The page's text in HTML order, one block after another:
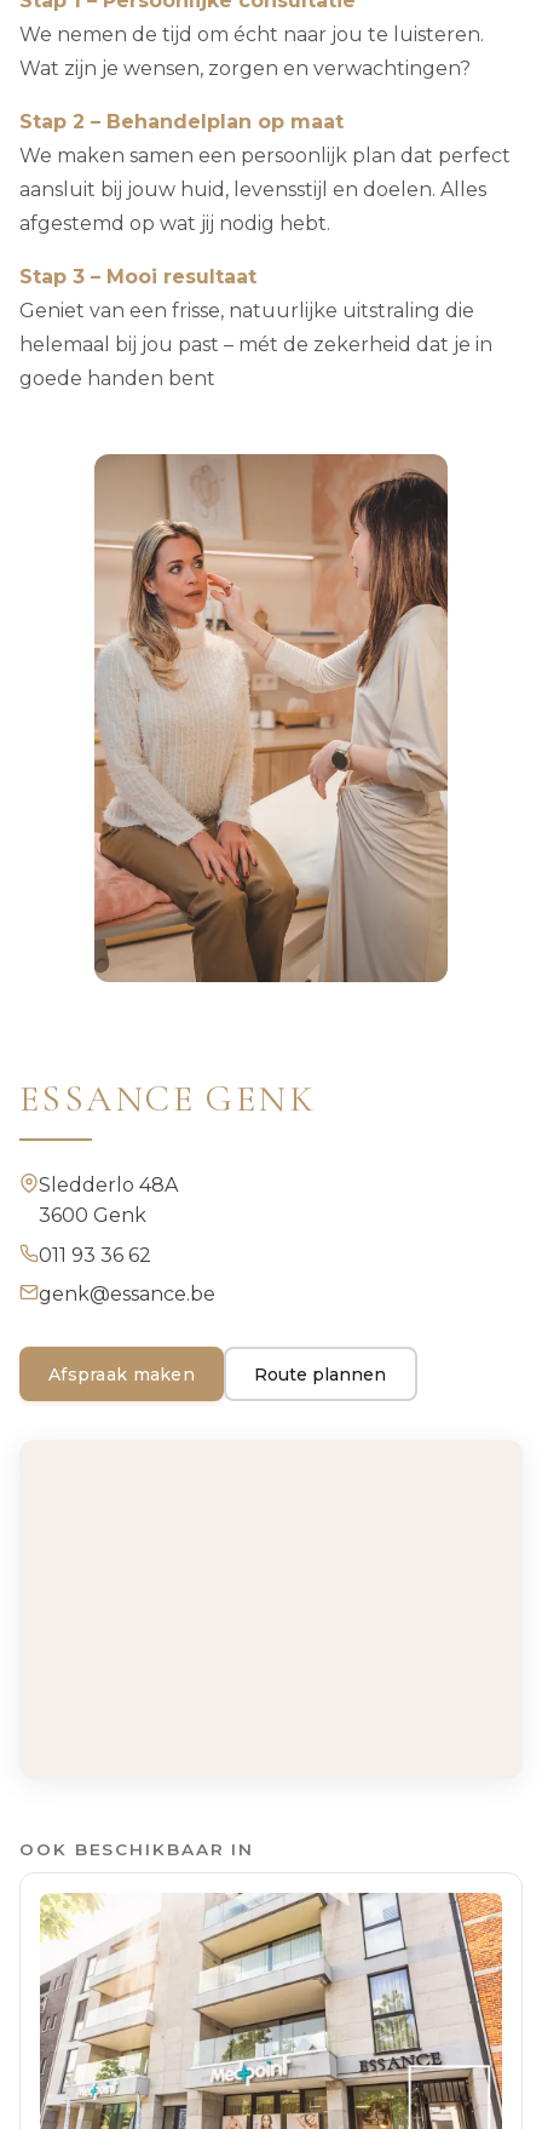
We nemen de tijd om écht naar jou te luisteren.
Wat zijn je wensen, zorgen en verwachtingen?
Stap 2 – Behandelplan op maat
We maken samen een persoonlijk plan dat perfect
aansluit bij jouw huid, levensstijl en doelen. Alles
afgestemd op wat jij nodig hebt.
Stap 3 – Mooi resultaat
Geniet van een frisse, natuurlijke uitstraling die
helemaal bij jou past – mét de zekerheid dat je in
goede handen bent
ESSANCE GENK
Sledderlo 48A
3600 Genk
011 93 36 62
genk@essance.be
Afspraak maken Route plannen
OOK BESCHIKBAAR IN